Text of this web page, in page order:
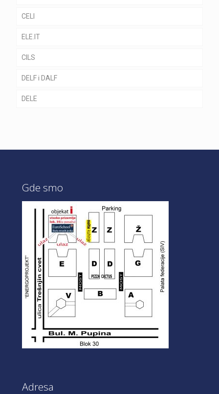
CELI
ELE.IT
CILS
DELF i DALF
DELE
Gde smo
Adresa